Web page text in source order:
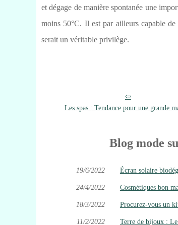
et dégage de manière spontanée une
moins 50°C. Il est par ailleurs capable
serait un véritable privilège.
Les spas : Tendance pour une grande
Blog mode
19/6/2022 Écran solaire
24/4/2022 Cosmétiques bon
18/3/2022 Procurez-vous un
11/2/2022 Terre de bijoux :